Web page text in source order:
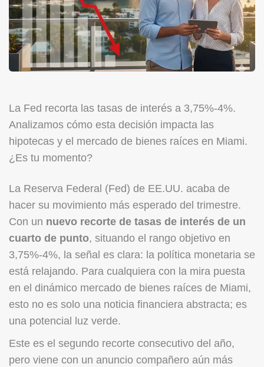
La Fed recorta las tasas de interés a 3,75%-4%.
Analizamos cómo esta decisión impacta las
hipotecas y el mercado de bienes raíces en Miami.
¿Es tu momento?
La Reserva Federal (Fed) de EE.UU. acaba de
hacer su movimiento más esperado del trimestre.
Con un nuevo recorte de tasas de interés de un
cuarto de punto, situando el rango objetivo en
3,75%-4%, la señal es clara: la política monetaria se
está relajando. Para cualquiera con la mira puesta
en el dinámico mercado de bienes raíces de Miami,
esto no es solo una noticia financiera abstracta; es
una potencial luz verde.
Este es el segundo recorte consecutivo del año,
pero viene con un anuncio compañero aún más